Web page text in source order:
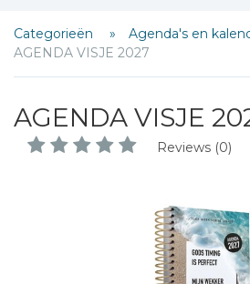
Categorieën
Agenda's en
AGENDA VISJE 2027
AGENDA VISJE
Reviews (0)